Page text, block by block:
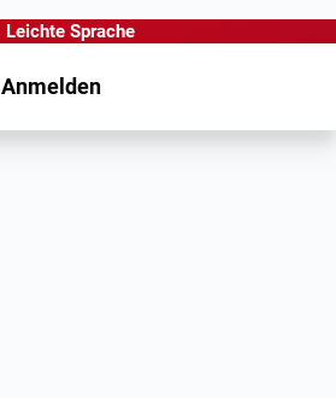
Leichte Sprache
Anmelden